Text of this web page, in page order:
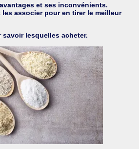
et ses inconvénients.
associer pour en tirer le meilleur
lesquelles acheter.